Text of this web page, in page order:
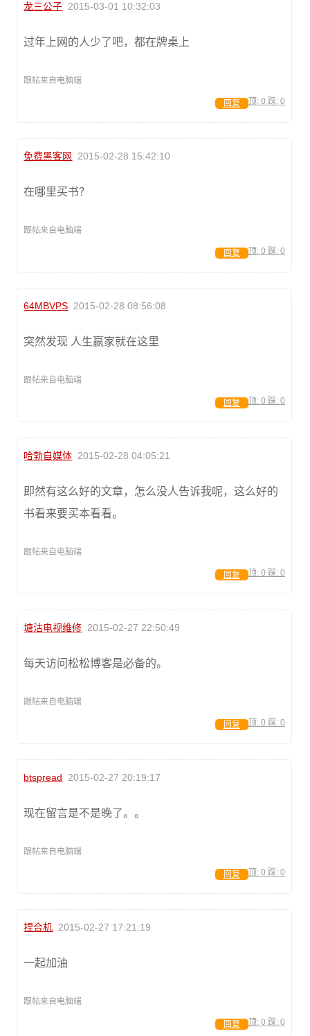
龙三公子 2015-03-01 10:32:03
过年上网的人少了吧，都在牌桌上
跟帖来自电脑端
顶: 0 踩: 0
回复
免费黑客网 2015-02-28 15:42:10
在哪里买书？
跟帖来自电脑端
顶: 0 踩: 0
回复
64MBVPS 2015-02-28 08:56:08
突然发现 人生赢家就在这里
跟帖来自电脑端
顶: 0 踩: 0
回复
哈勃自媒体 2015-02-28 04:05:21
即然有这么好的文章，怎么没人告诉我呢，这么好的
书看来要买本看看。
跟帖来自电脑端
顶: 0 踩: 0
回复
塘沽电视维修 2015-02-27 22:50:49
每天访问松松博客是必备的。
跟帖来自电脑端
顶: 0 踩: 0
回复
btspread 2015-02-27 20:19:17
现在留言是不是晚了。。
跟帖来自电脑端
顶: 0 踩: 0
回复
捏合机 2015-02-27 17:21:19
一起加油
跟帖来自电脑端
顶: 0 踩: 0
回复